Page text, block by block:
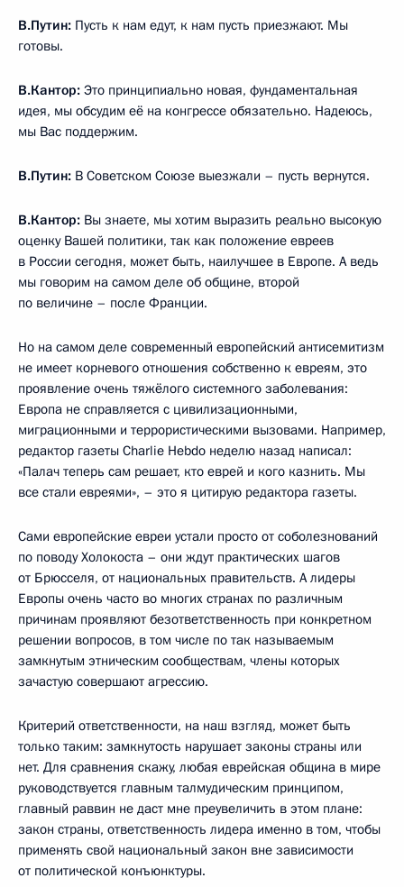
В.Путин: Пусть к нам едут, к нам пусть приезжают. Мы
готовы.
В.Кантор: Это принципиально новая, фундаментальная
идея, мы обсудим её на конгрессе обязательно. Надеюсь,
мы Вас поддержим.
В.Путин: В Советском Союзе выезжали – пусть вернутся.
В.Кантор: Вы знаете, мы хотим выразить реально высокую
оценку Вашей политики, так как положение евреев
в России сегодня, может быть, наилучшее в Европе. А ведь
мы говорим на самом деле об общине, второй
по величине – после Франции.
Но на самом деле современный европейский антисемитизм
не имеет корневого отношения собственно к евреям, это
проявление очень тяжёлого системного заболевания:
Европа не справляется с цивилизационными,
миграционными и террористическими вызовами. Например,
редактор газеты Charlie Hebdo неделю назад написал:
«Палач теперь сам решает, кто еврей и кого казнить. Мы
все стали евреями», – это я цитирую редактора газеты.
Сами европейские евреи устали просто от соболезнований
по поводу Холокоста – они ждут практических шагов
от Брюсселя, от национальных правительств. А лидеры
Европы очень часто во многих странах по различным
причинам проявляют безответственность при конкретном
решении вопросов, в том числе по так называемым
замкнутым этническим сообществам, члены которых
зачастую совершают агрессию.
Критерий ответственности, на наш взгляд, может быть
только таким: замкнутость нарушает законы страны или
нет. Для сравнения скажу, любая еврейская община в мире
руководствуется главным талмудическим принципом,
главный раввин не даст мне преувеличить в этом плане:
закон страны, ответственность лидера именно в том, чтобы
применять свой национальный закон вне зависимости
от политической конъюнктуры.